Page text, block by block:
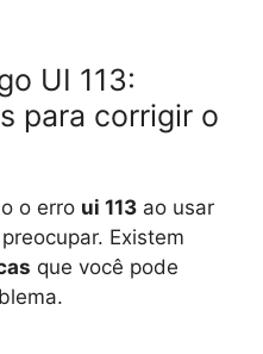
UI 113:
para corrigir o
o erro ui 113 ao usar
Existem
que você pode